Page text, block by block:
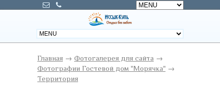
Главная → Фотогалерея для сайта →
Фотографии Гостевой дом "Морячка" →
Территория